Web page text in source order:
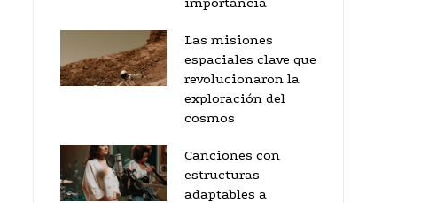
Las misiones
espaciales clave que
revolucionaron la
exploración del
cosmos
Canciones con
estructuras
adaptables a